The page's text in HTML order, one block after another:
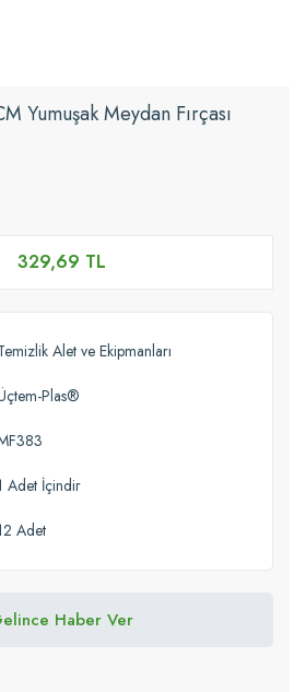
Yumuşak Meydan Fırçası
329,69 TL
Alet ve Ekipmanları
Plas®
Adet İçindir
Adet
Haber Ver